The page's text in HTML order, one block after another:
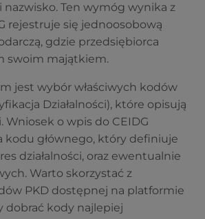
nazwisko. Ten wymóg wynika z
rejestruje się jednoosobową
gdzie przedsiębiorca
swoim majątkiem.
jest wybór właściwych kodów
Działalności), które opisują
Wniosek o wpis do CEIDG
kodu głównego, który definiuje
działalności, oraz ewentualnie
Warto skorzystać z
PKD dostępnej na platformie
dobrać kody najlepiej